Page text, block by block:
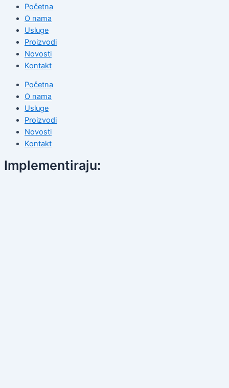
Početna
O nama
Usluge
Proizvodi
Novosti
Kontakt
Početna
O nama
Usluge
Proizvodi
Novosti
Kontakt
Implementiraju: